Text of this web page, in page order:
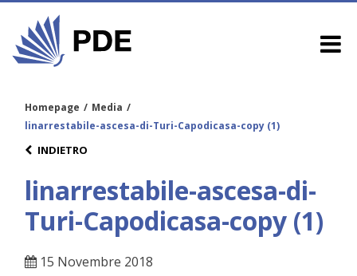
Homepage / Media /
linarrestabile-ascesa-di-Turi-Capodicasa-copy (1)
INDIETRO
linarrestabile-ascesa-di-
Turi-Capodicasa-copy (1)
15 Novembre 2018